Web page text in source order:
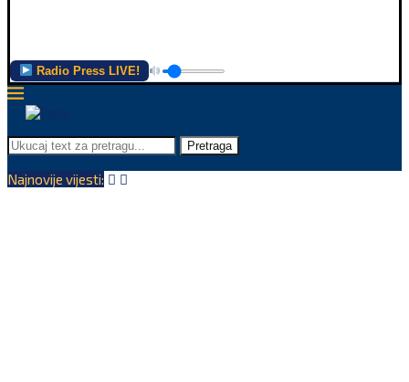
Radio Press LIVE!
Pretraga
Najnovije vijesti: